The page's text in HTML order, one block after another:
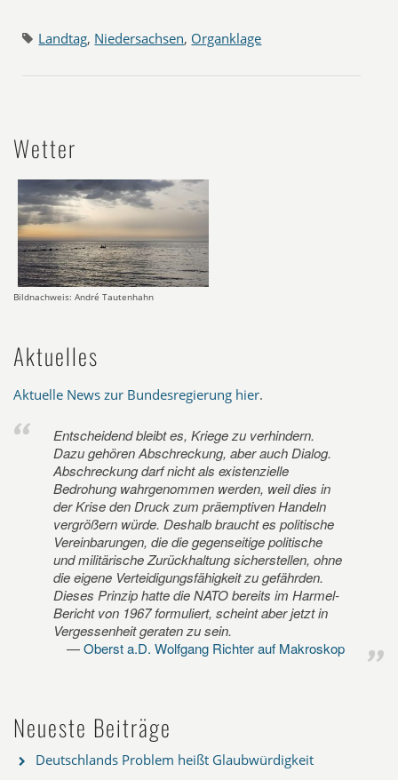
Landtag, Niedersachsen, Organklage
Wetter
Bildnachweis: André Tautenhahn
Aktuelles
Aktuelle News zur Bundesregierung hier.
Entscheidend bleibt es, Kriege zu verhindern.
Dazu gehören Abschreckung, aber auch Dialog.
Abschreckung darf nicht als existenzielle
Bedrohung wahrgenommen werden, weil dies in
der Krise den Druck zum präemptiven Handeln
vergrößern würde. Deshalb braucht es politische
Vereinbarungen, die die gegenseitige politische
und militärische Zurückhaltung sicherstellen, ohne
die eigene Verteidigungsfähigkeit zu gefährden.
Dieses Prinzip hatte die NATO bereits im Harmel-
Bericht von 1967 formuliert, scheint aber jetzt in
Vergessenheit geraten zu sein.
Oberst a.D. Wolfgang Richter auf Makroskop
Neueste Beiträge
Deutschlands Problem heißt Glaubwürdigkeit